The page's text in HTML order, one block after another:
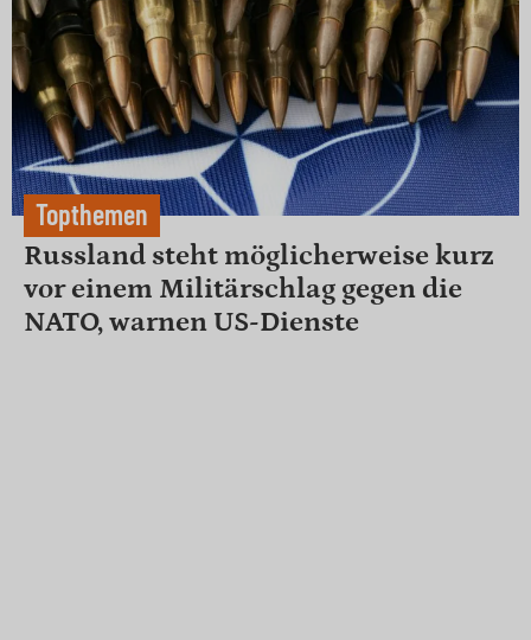
Topthemen
Russland steht möglicherweise kurz
vor einem Militärschlag gegen die
NATO, warnen US-Dienste